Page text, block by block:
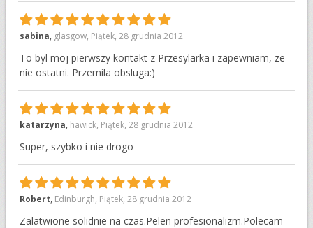
10
sabina, glasgow, Piątek, 28 grudnia 2012
To byl moj pierwszy kontakt z Przesylarka i zapewniam, ze
nie ostatni. Przemila obsluga:)
10
katarzyna, hawick, Piątek, 28 grudnia 2012
Super, szybko i nie drogo
10
Robert, Edinburgh, Piątek, 28 grudnia 2012
Zalatwione solidnie na czas.Pelen profesionalizm.Polecam